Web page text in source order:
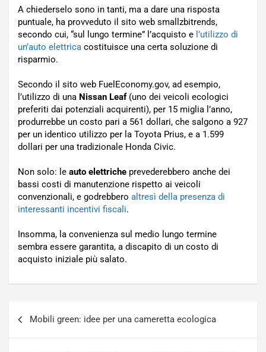
A chiederselo sono in tanti, ma a dare una risposta
puntuale, ha provveduto il sito web smallzbitrends,
secondo cui, “sul lungo termine” l’acquisto e l’utilizzo di
un’auto elettrica costituisce una certa soluzione di
risparmio.
Secondo il sito web FuelEconomy.gov, ad esempio,
l’utilizzo di una Nissan Leaf (uno dei veicoli ecologici
preferiti dai potenziali acquirenti), per 15 miglia l’anno,
produrrebbe un costo pari a 561 dollari, che salgono a 927
per un identico utilizzo per la Toyota Prius, e a 1.599
dollari per una tradizionale Honda Civic.
Non solo: le auto elettriche prevederebbero anche dei
bassi costi di manutenzione rispetto ai veicoli
convenzionali, e godrebbero altresì della presenza di
interessanti incentivi fiscali.
Insomma, la convenienza sul medio lungo termine
sembra essere garantita, a discapito di un costo di
acquisto iniziale più salato.
Mobili green: idee per una cameretta ecologica